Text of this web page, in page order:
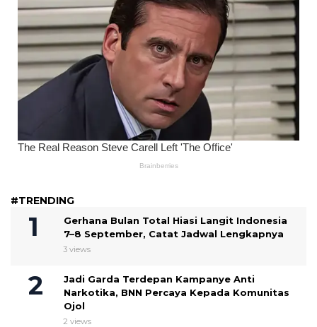
#TRENDING
Gerhana Bulan Total Hiasi Langit Indonesia
7–8 September, Catat Jadwal Lengkapnya
3 views
Jadi Garda Terdepan Kampanye Anti
Narkotika, BNN Percaya Kepada Komunitas
Ojol
2 views